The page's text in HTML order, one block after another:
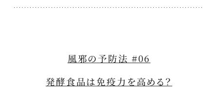
風邪の予防法 #06
発酵食品は免疫力を高める？